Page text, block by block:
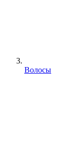
Волосы